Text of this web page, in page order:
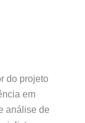
do projeto
em
análise de